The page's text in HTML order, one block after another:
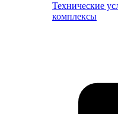
Технические
комплексы